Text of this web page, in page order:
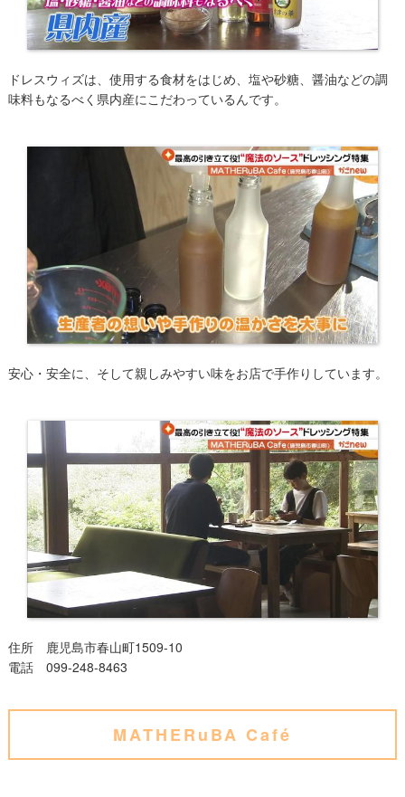
ドレスウィズは、使用する食材をはじめ、塩や砂糖、醤油などの調
味料もなるべく県内産にこだわっているんです。
安心・安全に、そして親しみやすい味をお店で手作りしています。
住所 鹿児島市春山町1509-10
電話 099-248-8463
MATHERuBA Café